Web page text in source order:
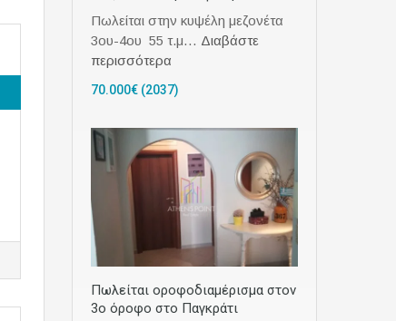
Πωλείται στην κυψέλη μεζονέτα
3ου-4ου 55 τ.μ… Διαβάστε
περισσότερα
70.000€ (2037)
Πωλείται οροφοδιαμέρισμα στον
3ο όροφο στο Παγκράτι